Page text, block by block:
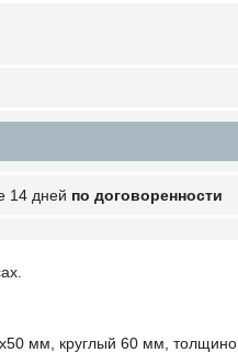
14 дней по договоренности
мм, круглый 60 мм,